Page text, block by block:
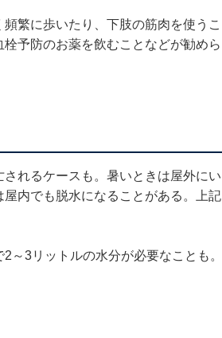
繁に歩いたり、下肢の筋肉を使うこ
予防のお薬を飲むことなどが勧めら
れるケースも。暑いときは屋外にい
内でも脱水になることがある。上記
～3リットルの水分が必要なことも。